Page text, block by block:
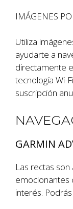
IMÁGENES
Utiliza
ayudarte a
directamente
tecnología Wi-
suscripción
GARMIN
Las rectas
emocionantes
interés.